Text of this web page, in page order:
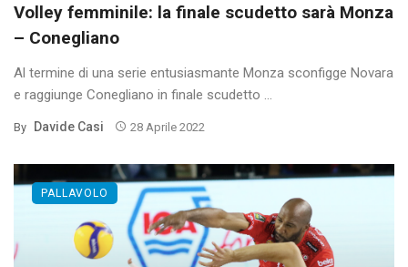
Volley femminile: la finale scudetto sarà Monza
– Conegliano
Al termine di una serie entusiasmante Monza sconfigge Novara
e raggiunge Conegliano in finale scudetto ...
By Davide Casi 28 Aprile 2022
PALLAVOLO